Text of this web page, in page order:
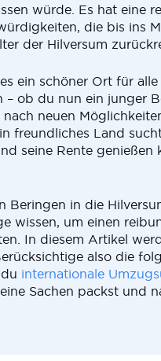
würde. Es hat eine
die bis ins
der Hilversum
ein schöner Ort für
– ob du nun ein junger
neuen
freundliches Land
seine Rente genießen
Beringen in die
wissen, um einen
In diesem Artikel
also die
internationale
Sachen packst und